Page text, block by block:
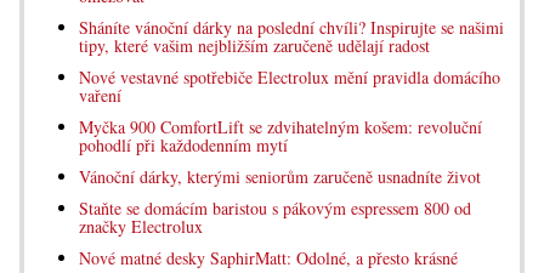
Sháníte vánoční dárky na poslední chvíli? Inspirujte se našimi
tipy, které vašim nejbližším zaručeně udělají radost
Nové vestavné spotřebiče Electrolux mění pravidla domácího
vaření
Myčka 900 ComfortLift se zdvihatelným košem: revoluční
pohodlí při každodenním mytí
Vánoční dárky, kterými seniorům zaručeně usnadníte život
Staňte se domácím baristou s pákovým espressem 800 od
značky Electrolux
Nové matné desky SaphirMatt: Odolné, a přesto krásné